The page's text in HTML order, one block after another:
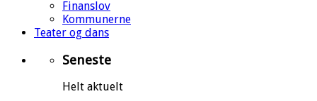
Finanslov
Kommunerne
Teater og dans
Seneste
Helt aktuelt